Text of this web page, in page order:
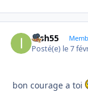
irish55
Posté(e) le 7
bon courage a toi